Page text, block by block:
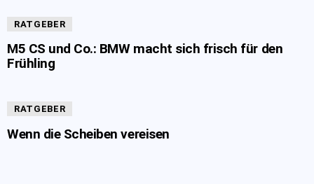
RATGEBER
M5 CS und Co.: BMW macht sich frisch für den
Frühling
RATGEBER
Wenn die Scheiben vereisen